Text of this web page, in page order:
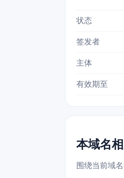
状态
签发者
主体
有效期至
本域名
围绕当前域